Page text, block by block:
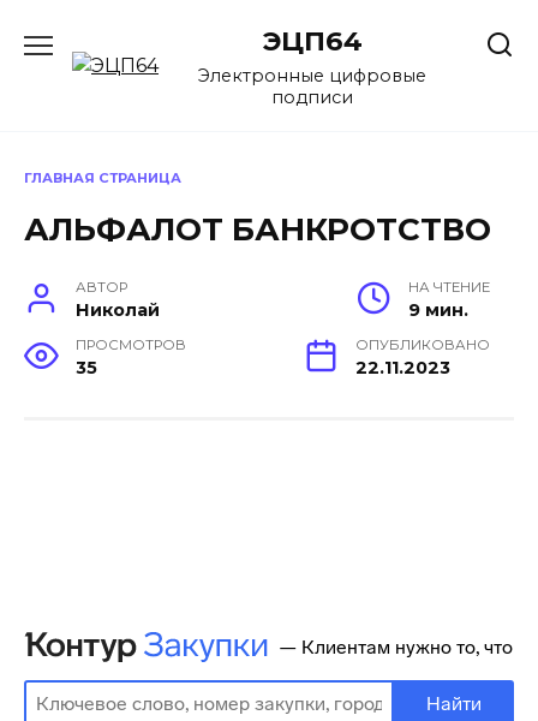
содержанию
ЭЦП64
Электронные цифровые
подписи
ГЛАВНАЯ СТРАНИЦА
АЛЬФАЛОТ БАНКРОТСТВО
АВТОР
Николай
НА ЧТЕНИЕ
9 мин.
ПРОСМОТРОВ
35
ОПУБЛИКОВАНО
22.11.2023